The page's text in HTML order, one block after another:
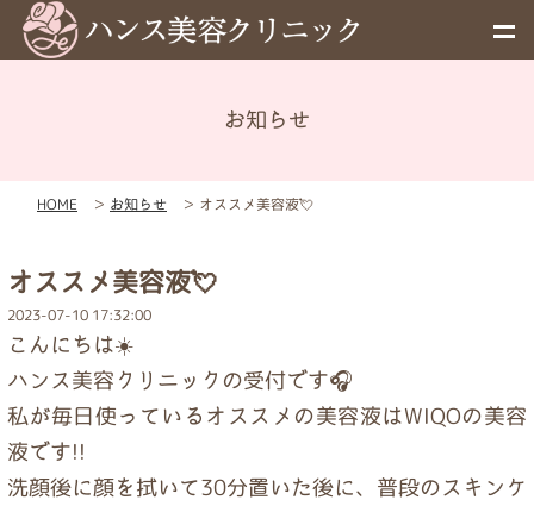
メニュー
予約
お知らせ
お知らせ
HOME ＞ お知らせ ＞ オススメ美容液💘
オススメ美容液💘
2023-07-10 17:32:00
こんにちは☀️
ハンス美容クリニックの受付です🎧
私が毎日使っているオススメの美容液はWIQOの美容
液です!!
洗顔後に顔を拭いて30分置いた後に、普段のスキンケ